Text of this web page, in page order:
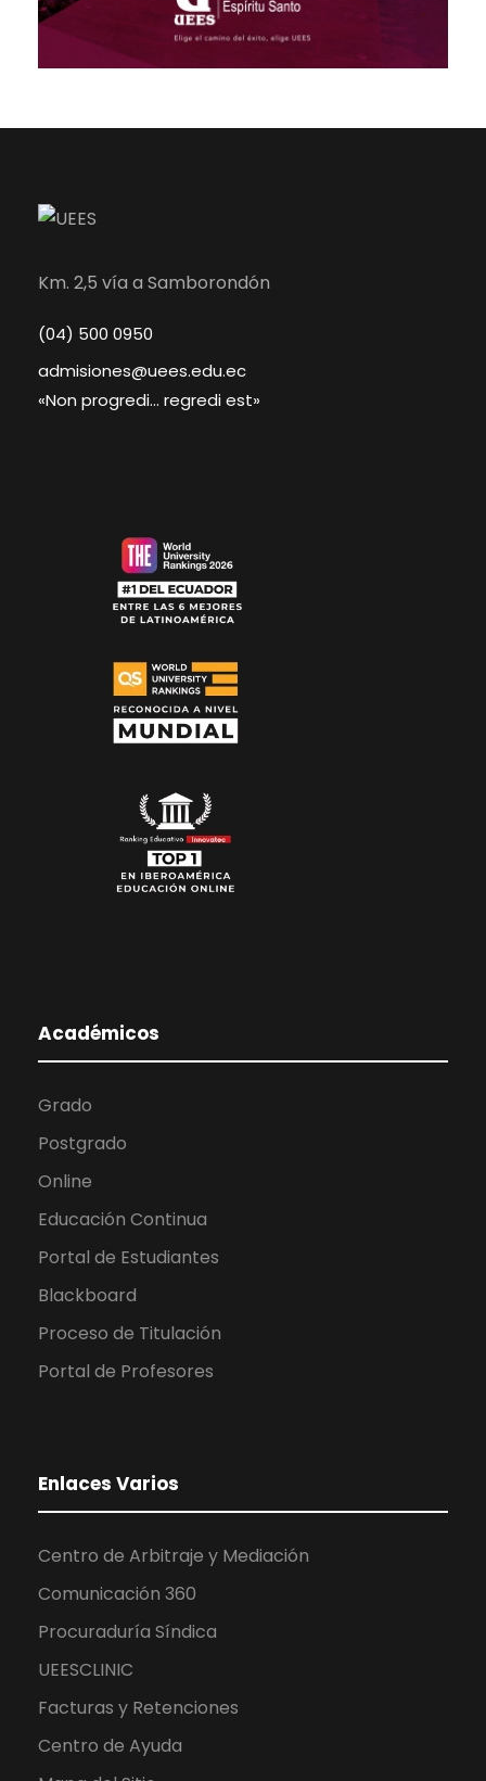
Km. 2,5 vía a Samborondón
(04) 500 0950
admisiones@uees.edu.ec
«Non progredi… regredi est»
Académicos
Grado
Postgrado
Online
Educación Continua
Portal de Estudiantes
Blackboard
Proceso de Titulación
Portal de Profesores
Enlaces Varios
Centro de Arbitraje y Mediación
Comunicación 360
Procuraduría Síndica
UEESCLINIC
Facturas y Retenciones
Centro de Ayuda